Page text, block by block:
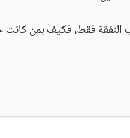
النفقة فقط، فكيف بمن